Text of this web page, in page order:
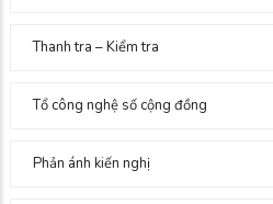
Thanh tra – Kiểm tra
Tổ công nghệ số cộng đồng
Phản ánh kiến nghị